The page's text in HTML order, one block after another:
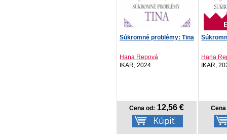
Súkromné problémy: Tina
Hana Repová
IKAR, 2024
Cena od: 12,56 €
Hana
IKAR,